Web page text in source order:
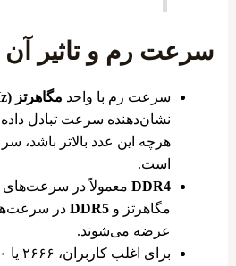
سرعت رم و تاثیر آن
سرعت رم با واحد مگاهرتز (MHz)
نشان‌دهنده سرعت تبادل داده
هرچه این عدد بالاتر باشد،
است.
DDR4
مگاهرتز و DDR5
عرضه می‌شوند.